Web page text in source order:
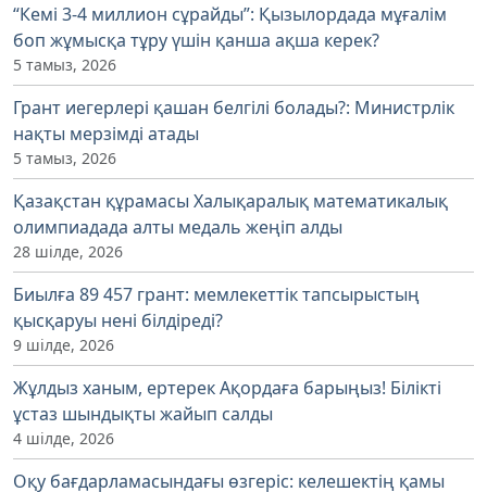
“Кемі 3-4 миллион сұрайды”: Қызылордада мұғалім
боп жұмысқа тұру үшін қанша ақша керек?
5 тамыз, 2026
Грант иегерлері қашан белгілі болады?: Министрлік
нақты мерзімді атады
5 тамыз, 2026
Қазақстан құрамасы Халықаралық математикалық
олимпиадада алты медаль жеңіп алды
28 шілде, 2026
Биылға 89 457 грант: мемлекеттік тапсырыстың
қысқаруы нені білдіреді?
9 шілде, 2026
Жұлдыз ханым, ертерек Ақордаға барыңыз! Білікті
ұстаз шындықты жайып салды
4 шілде, 2026
Оқу бағдарламасындағы өзгеріс: келешектің қамы